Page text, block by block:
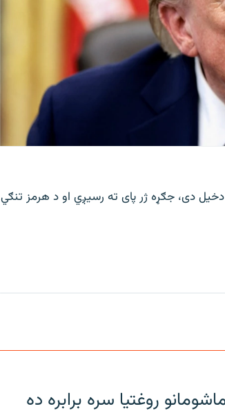
دی، جګړه ژر پای ته رسیږي او د هرمز تنګي
روغتیا سره برابره ده